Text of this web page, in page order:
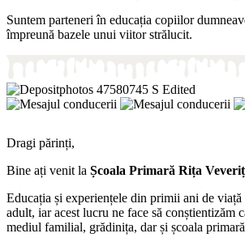
Suntem parteneri în educația copiilor
împreună bazele unui viitor strălucit.
Dragi părinți,
Bine ați venit la Școala Primară Rița
Educația și experiențele din primii ani de
adult, iar acest lucru ne face să conștientizăm
mediul familial, grădinița, dar și școala